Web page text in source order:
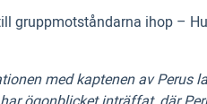
gruppmotståndarna ihop –
med kaptenen av